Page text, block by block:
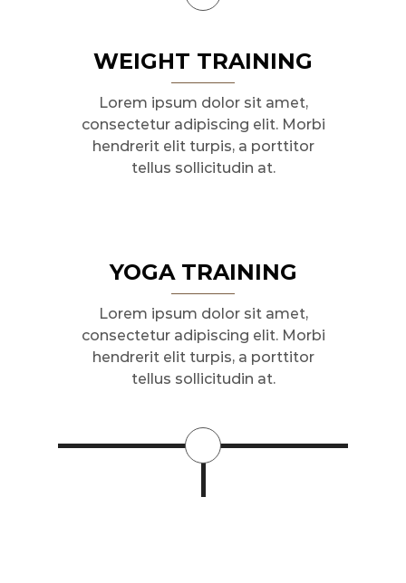
WEIGHT TRAINING
Lorem ipsum dolor sit amet,
consectetur adipiscing elit. Morbi
hendrerit elit turpis, a porttitor
tellus sollicitudin at.
YOGA TRAINING
Lorem ipsum dolor sit amet,
consectetur adipiscing elit. Morbi
hendrerit elit turpis, a porttitor
tellus sollicitudin at.